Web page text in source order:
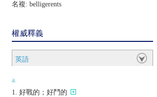
名複: belligerents
權威釋義
英語
a.
好戰的；好鬥的